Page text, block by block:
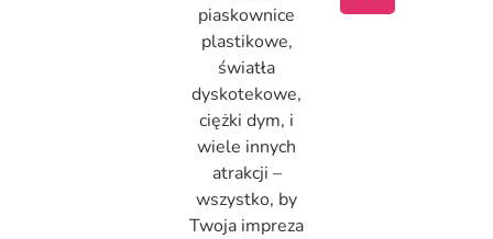
piaskownice
plastikowe,
światła
dyskotekowe,
ciężki dym, i
wiele innych
atrakcji –
wszystko, by
Twoja impreza